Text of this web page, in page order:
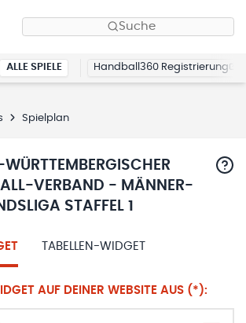
Suche
ALLE SPIELE Handball360 Registrierung
Spielplan
VERBAND - MÄNNER-
STAFFEL 1
TABELLEN-WIDGET
AUF DEINER WEBSITE AUS (*):